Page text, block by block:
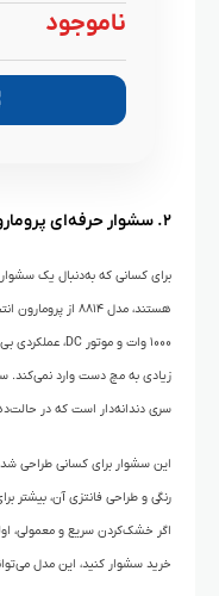
ناموجود
۲. سشوار حرفه‌ای پرومارون مدل ۸۸۱۴
برای کسانی که به‌دنبال یک
هستند، مدل ۸۸۱۴
زیادی به مچ دست وارد نمی‌کند.
سری دندانه‌دار است که در
این سشوار برای کسانی طراحی
رنگی و طراحی فانتزی آن، بیشتر
اگر خشک‌کردن سریع و معمولی،
خرید سشوار کنید، این مدل